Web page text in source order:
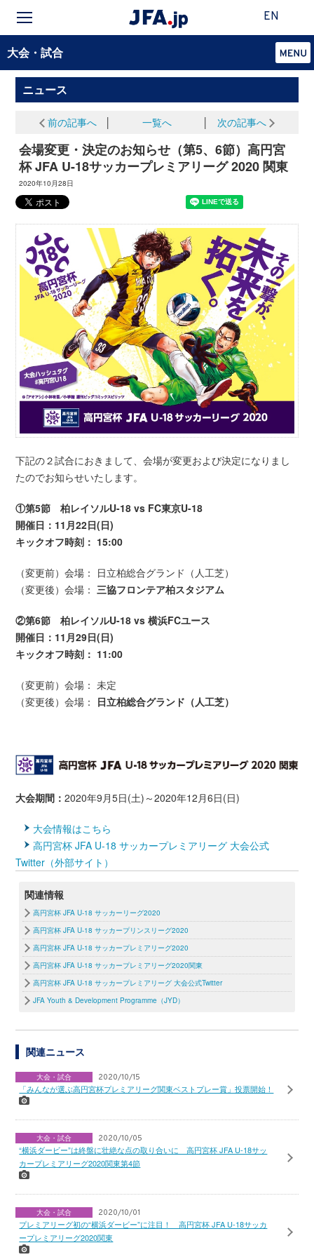
EN
大会・試合
ニュース
前の記事へ 一覧へ 次の記事へ
会場変更・決定のお知らせ（第5、6節）高円宮
杯 JFA U-18サッカープレミアリーグ 2020 関東
2020年10月28日
下記の２試合におきまして、会場が変更および決定になりまし
たのでお知らせいたします。
①第5節柏レイソルU-18 vs FC東京U-18
開催日：11月22日(日)
キックオフ時刻： 15:00
（変更前）会場： 日立柏総合グランド（人工芝）
（変更後）会場：三協フロンテア柏スタジアム
②第6節柏レイソルU-18 vs 横浜FCユース
開催日：11月29日(日)
キックオフ時刻： 11:00
（変更前）会場： 未定
（変更後）会場： 日立柏総合グランド（人工芝）
大会期間：2020年9月5日(土)～2020年12月6日(日)
大会情報はこちら
高円宮杯 JFA U-18 サッカープレミアリーグ 大会公式
Twitter（外部サイト）
関連情報
高円宮杯 JFA U-18 サッカーリーグ2020
高円宮杯 JFA U-18 サッカープリンスリーグ2020
高円宮杯 JFA U-18 サッカープレミアリーグ2020
高円宮杯 JFA U-18 サッカープレミアリーグ2020関東
高円宮杯 JFA U-18 サッカープレミアリーグ 大会公式Twitter
JFA Youth & Development Programme（JYD）
関連ニュース
大会・試合 2020/10/15
「みんなが選ぶ高円宮杯プレミアリーグ関東ベストプレー賞」投票開始！
大会・試合 2020/10/05
“横浜ダービー”は終盤に壮絶な点の取り合いに 高円宮杯 JFA U-18サッ
カープレミアリーグ2020関東第4節
大会・試合 2020/10/01
プレミアリーグ初の“横浜ダービー”に注目！ 高円宮杯 JFA U-18サッカ
ープレミアリーグ2020関東